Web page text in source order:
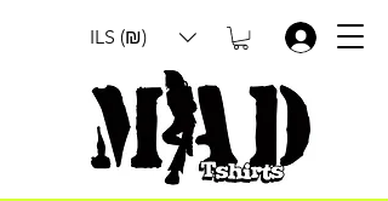
ILS (₪) .